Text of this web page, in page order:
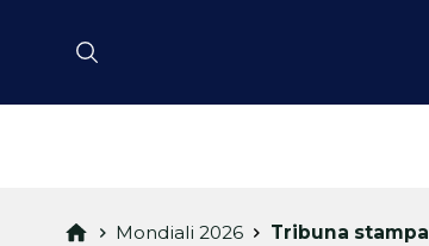
Mondiali 2026 Tribuna stampa